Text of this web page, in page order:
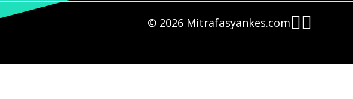
© 2026 Mitrafasyankes.com